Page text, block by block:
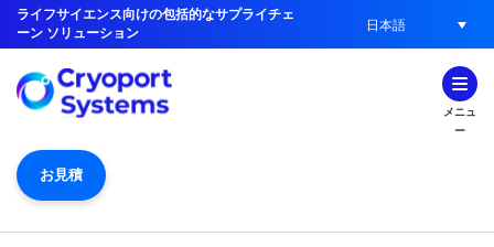
ライフサイエンス向けの包括的なサプライチェ
ーン ソリューション
日本語
メニュ
ー
お見積